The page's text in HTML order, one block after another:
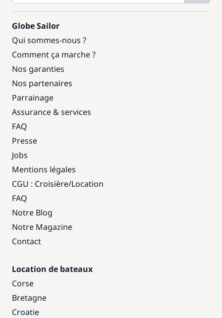
Globe Sailor
Qui sommes-nous ?
Comment ça marche ?
Nos garanties
Nos partenaires
Parrainage
Assurance & services
FAQ
Presse
Jobs
Mentions légales
CGU : Croisière/Location
FAQ
Notre Blog
Notre Magazine
Contact
Location de bateaux
Corse
Bretagne
Croatie